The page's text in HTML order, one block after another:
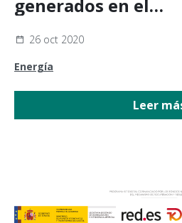
generados en el
26 oct 2020
Energía
Leer